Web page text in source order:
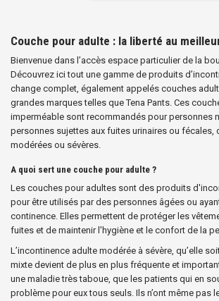
Couche pour adulte : la liberté au
Bienvenue dans l’accès espace particulier de la
Découvrez ici tout une gamme de produits
change complet, également appelés couches
grandes marques telles que Tena Pants. Ces
imperméable sont recommandés pour personnes
personnes sujettes aux fuites urinaires ou fécales,
modérées ou sévères.
A quoi sert une couche pour adulte ?
Les couches pour adultes sont des produits
pour être utilisés par des personnes âgées ou
continence. Elles permettent de protéger les
fuites et de maintenir l'hygiène et le confort de la
L’incontinence adulte modérée à sévère, qu’elle
mixte devient de plus en plus fréquente et
une maladie très taboue, que les patients qui en
problème pour eux tous seuls. Ils n’ont même pas